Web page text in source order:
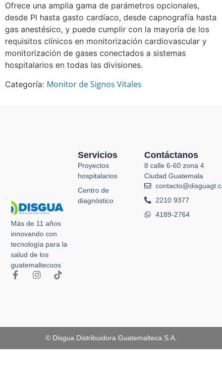
Ofrece una amplia gama de parámetros opcionales,
desde PI hasta gasto cardíaco, desde capnografía hasta
gas anestésico, y puede cumplir con la mayoría de los
requisitos clínicos en monitorización cardiovascular y
monitorización de gases conectados a sistemas
hospitalarios en todas las divisiones.
Categoría: Monitor de Signos Vitales
Más de 11 años
innovando con
tecnología para la
salud de los
guatemaltecoos
Servicios
Proyectos
hospitalarios
Centro de
diagnóstico
Contáctanos
8 calle 6-60 zona 4
Ciudad Guatemala
2210 9377
4189-2764
© Disgua Distribuidora Guatemalteca S.A.